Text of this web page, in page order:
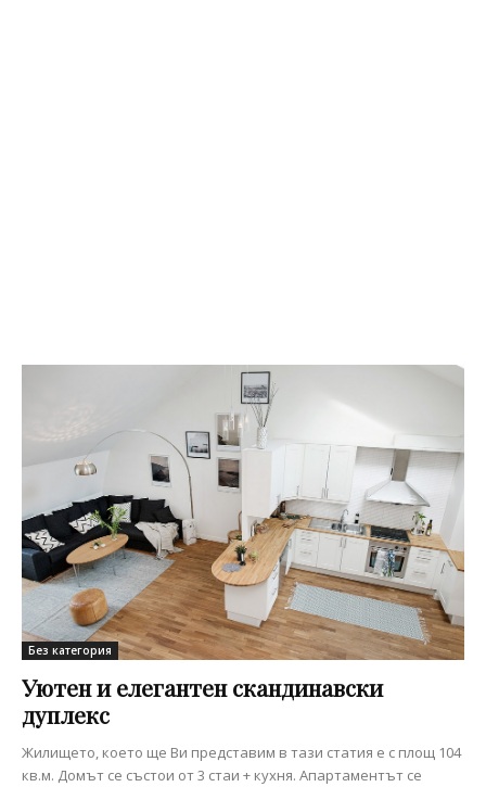
Без категория
Уютен и елегантен скандинавски
дуплекс
Жилището, което ще Ви представим в тази статия е с площ 104
кв.м. Домът се състои от 3 стаи + кухня. Апартаментът се